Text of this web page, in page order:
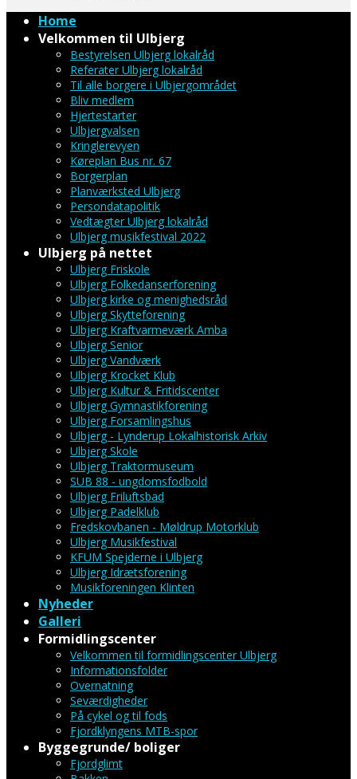
Home
Velkommen til Ulbjerg
Bestyrelsen Ulbjerg lokalråd
Referater Ulbjerg lokalråd
Til alle borgere i Ulbjergområdet
Bliv medlem
Hjertestarter
Ulbjergvalsen
Kringlerevyen
Køreplan Bus nr. 67
Borgerplan
Planværksted Ulbjerg
Persondatapolitik
Vedtægter Ulbjerg lokalråd
Ulbjerg musikfestival 2022
Ulbjerg på nettet
Ulbjerg Friskole
Ulbjerg Folkedanserforening
Ulbjerg kirke og menighedsråd
Ulbjerg Skytteforening
Ulbjerg Kraftvarmeværk Amba
Ulbjerg Senior
Ulbjerg Vandværk
Ulbjerg Krocket Klub
Ulbjerg Kultur & Fritidscenter
Ulbjerg Gymnastikforening
Ulbjerg Forsamlingshus
Ulbjerg - Lynderup Lokalhistorisk Arkiv
Ulbjerg Skole
Ulbjerg Traktormuseum
SUB 88 - ungdomsfodbold
Ulbjerg Friluftsbad
Ulbjerg Padelklub
Fredskovbanen - Møldrup Motorklub
Ulbjerg Musikfestival
KFUM Spejderne i Ulbjerg
Ulbjerg Idrætsforening
Musikforeningen Klinten
Nyheder
Galleri
Formidlingscenter
Velkommen til formidlingscenter Ulbjerg
Informationsfolder
Overnatning
Seværdigheder
På cykel og til fods
Fjordklyngens MTB-spor
Byggegrunde/ boliger
Fjordglimt